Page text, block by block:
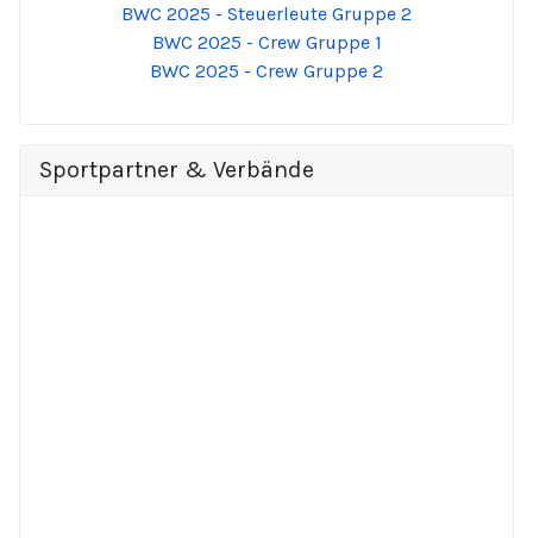
BWC 2025 - Steuerleute Gruppe 2
BWC 2025 - Crew Gruppe 1
BWC 2025 - Crew Gruppe 2
Sportpartner & Verbände